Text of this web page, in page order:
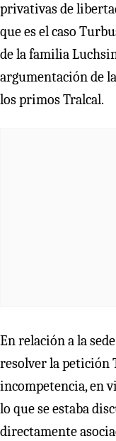
privativas de
que es el caso
de la familia
argumentación de
los primos Tralcal.
En relación a la
resolver la petición
incompetencia, en
lo que se estaba
directamente